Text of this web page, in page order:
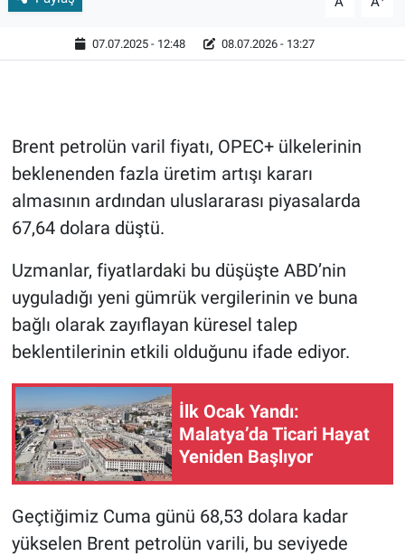
07.07.2025 - 12:48 08.07.2026 - 13:27
Brent petrolün varil fiyatı, OPEC+ ülkelerinin
beklenenden fazla üretim artışı kararı
almasının ardından uluslararası piyasalarda
67,64 dolara düştü.
Uzmanlar, fiyatlardaki bu düşüşte ABD’nin
uyguladığı yeni gümrük vergilerinin ve buna
bağlı olarak zayıflayan küresel talep
beklentilerinin etkili olduğunu ifade ediyor.
İlk Ocak Yandı:
Malatya’da Ticari Hayat
Yeniden Başlıyor
Geçtiğimiz Cuma günü 68,53 dolara kadar
yükselen Brent petrolün varili, bu seviyede